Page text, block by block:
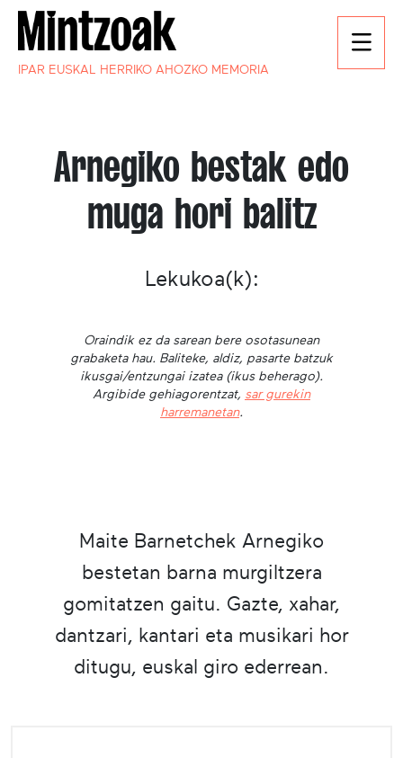
IPAR EUSKAL HERRIKO AHOZKO MEMORIA
Arnegiko bestak edo
muga hori balitz
Lekukoa(k):
Oraindik ez da sarean bere osotasunean
grabaketa hau. Baliteke, aldiz, pasarte batzuk
ikusgai/entzungai izatea (ikus beherago).
Argibide gehiagorentzat, sar gurekin
harremanetan.
Maite Barnetchek Arnegiko
bestetan barna murgiltzera
gomitatzen gaitu. Gazte, xahar,
dantzari, kantari eta musikari hor
ditugu, euskal giro ederrean.